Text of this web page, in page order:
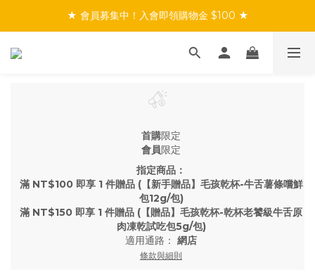
★ 會員募集中！入會即領購物金 $100 ★
★ 會員募集中！入會即領購物金 $100 ★
★ 滿$999免運／會員首購享免運 ★
首購限定
會員限定
指定商品：
滿 NT$100 即享 1 件贈品 (【新手贈品】毛孩乾杯-牛舌薯條嚐鮮
包12g/包)
滿 NT$150 即享 1 件贈品 (【贈品】毛孩乾杯-乾杯老饕級牛舌原
肉凍乾試吃包5g/包)
適用通路： 網店
條款與細則